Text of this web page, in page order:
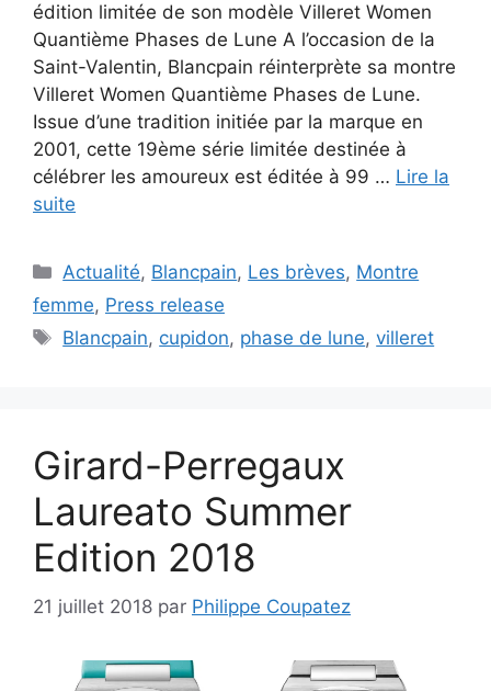
édition limitée de son modèle Villeret Women
Quantième Phases de Lune A l’occasion de la
Saint-Valentin, Blancpain réinterprète sa montre
Villeret Women Quantième Phases de Lune.
Issue d’une tradition initiée par la marque en
2001, cette 19ème série limitée destinée à
célébrer les amoureux est éditée à 99 … Lire la
suite
Catégories
Actualité, Blancpain, Les brèves, Montre
femme, Press release
Étiquettes
Blancpain, cupidon, phase de lune,villeret
Girard-Perregaux
Laureato Summer
Edition 2018
21 juillet 2018 par Philippe Coupatez